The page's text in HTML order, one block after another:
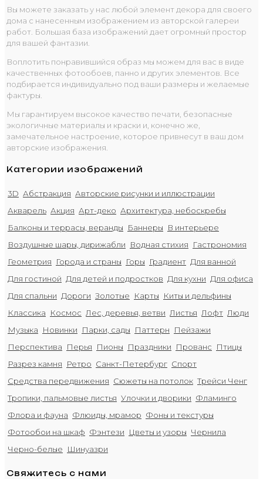
Вы можете заказать у нас любой элемент декора для своего
дома с нанесенным изображением из авторской галереи
работ. Большая база изображений дает огромный простор
для вашей фантазии.
Воплотить понравившийся образ мы можем для вас в виде
качественных фотообоев, панно и других элементов. Все
подбирается индивидуально под ваши размеры и желаемые
фактуры.
Мы гарантируем высокое качество печати, безопасные
экологичные материалы и краски и, конечно же,
замечательное настроение, которое привнесут в ваш дом
авторские изображения.
Категории изображений
3D Абстракция Авторские рисунки и иллюстрации
Акварель Акция Арт-деко Архитектура, небоскребы
Балконы и террасы, веранды
Баннеры
В интерьере
Воздушные шары, дирижабли
Водная стихия
Гастрономия
Геометрия
Города и страны Горы Градиент Для ванной
Для гостиной Для детей и подростков Для кухни Для офиса
Для спальни Дороги Золотые Карты
Киты и дельфины
Классика
Космос Лес, деревья, ветви Листья Лофт Люди
Музыка
Новинки Парки, сады Паттерн
Пейзажи
Перспектива
Перья Пионы Праздники Прованс
Птицы
Разрез камня
Ретро Санкт-Петербург Спорт
Средства передвижения Сюжеты на потолок Трейси Ченг
Тропики, пальмовые листья Улочки и дворики Фламинго
Флора и фауна Флюиды, мрамор Фоны и текстуры
Фотообои на шкаф Фэнтези Цветы и узоры Чернила
Черно-белые
Шинуазри
Свяжитесь с нами